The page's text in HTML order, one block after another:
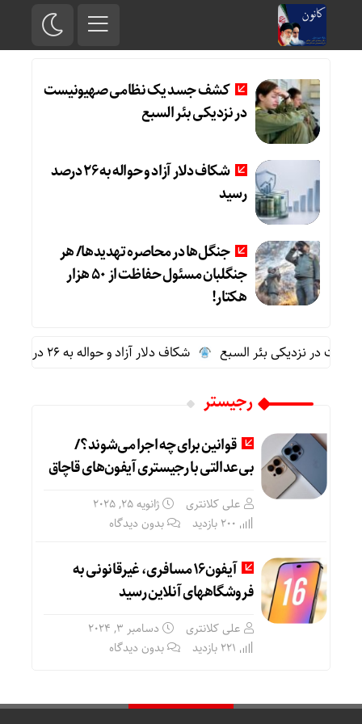
کشف جسد یک نظامی صهیونیست
در نزدیکی بئر السبع
شکاف دلار آزاد و حواله به 26 درصد
رسید
جنگل‌ها در محاصره تهدیدها/ هر
جنگلبان مسئول حفاظت از 50 هزار
هکتار!
در نزدیکی بئر السبع شکاف دلار آزاد و حواله به 26 درصد رسید
رجیستر
قوانین برای چه اجرا می‌شوند؟/
بی‌عدالتی با رجیستری آیفون‌های قاچاق
علی کلانتری
ژانویه 25, 2025
بدون دیدگاه
آیفون۱۶ مسافری، غیرقانونی به
فروشگاههای آنلاین رسید
علی کلانتری
دسامبر 3, 2024
بدون دیدگاه